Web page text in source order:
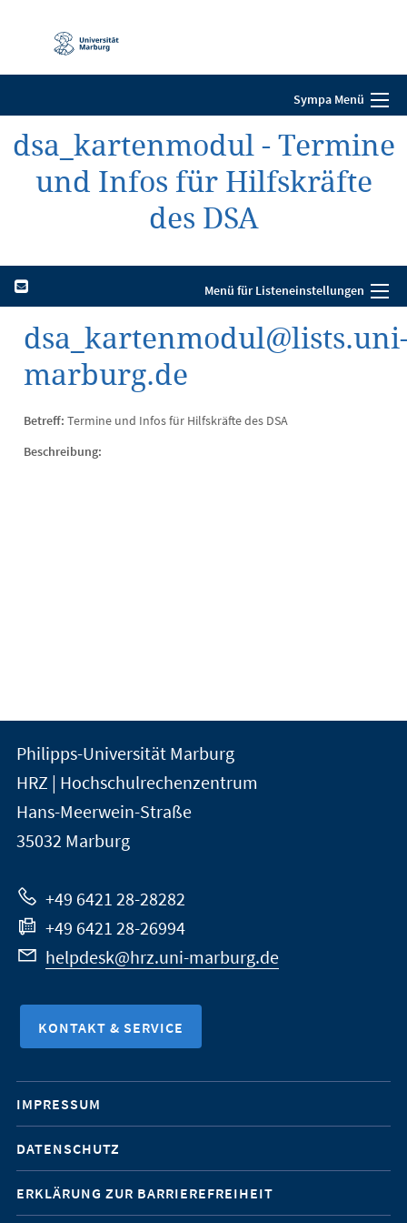
Navigation
Sympa Menü
dsa_kartenmodul - Termine
und Infos für Hilfskräfte
des DSA
Menü für Listeneinstellungen
marburg.de
Betreff: Termine und Infos für Hilfskräfte des DSA
Beschreibung:
Kontakt
und
Informationen
zur
Website
der
Universität
Marburg
Philipps-Universität Marburg
HRZ | Hochschulrechenzentrum
Hans-Meerwein-Straße
35032 Marburg
+49 6421 28-28282
+49 6421 28-26994
helpdesk@hrz.uni-marburg.de
KONTAKT & SERVICE
Mobile-
Service-
Navigation
IMPRESSUM
DATENSCHUTZ
ERKLÄRUNG ZUR BARRIEREFREIHEIT